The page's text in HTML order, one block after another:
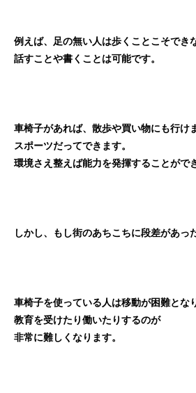
例えば、足の無い人は歩くことこそでき
話すことや書くことは可能です。
車椅子があれば、散歩や買い物にも行け
スポーツだってできます。
環境さえ整えば能力を発揮することがで
しかし、もし街のあちこちに段差があっ
車椅子を使っている人は移動が困難となり
教育を受けたり働いたりするのが
非常に難しくなります。